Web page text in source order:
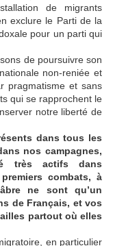
de migrants
exclure le Parti de la
pour un parti qui
de poursuivre son
non-reniée et
pragmatisme et sans
qui se rapprochent le
notre liberté de
dans tous les
nos campagnes,
très actifs dans
combats, à
ne sont qu’un
de Français, et vos
partout où elles
en particulier